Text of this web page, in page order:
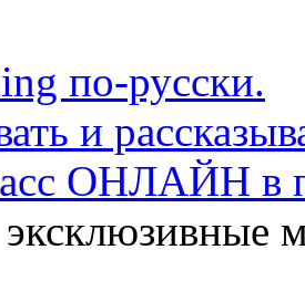
по-русски.
и
ОНЛАЙН в